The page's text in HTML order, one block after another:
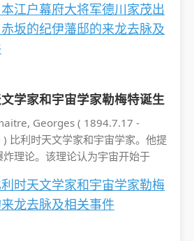
江户幕府大将军德川家茂出
坂的纪伊藩邸的来龙去脉及
学家和宇宙学家勒梅特诞生
Georges ( 1894.7.17 -
比利时天文学家和宇宙学家。他提
炸理论。该理论认为宇宙开始于
时天文学家和宇宙学家勒梅
龙去脉及相关事件